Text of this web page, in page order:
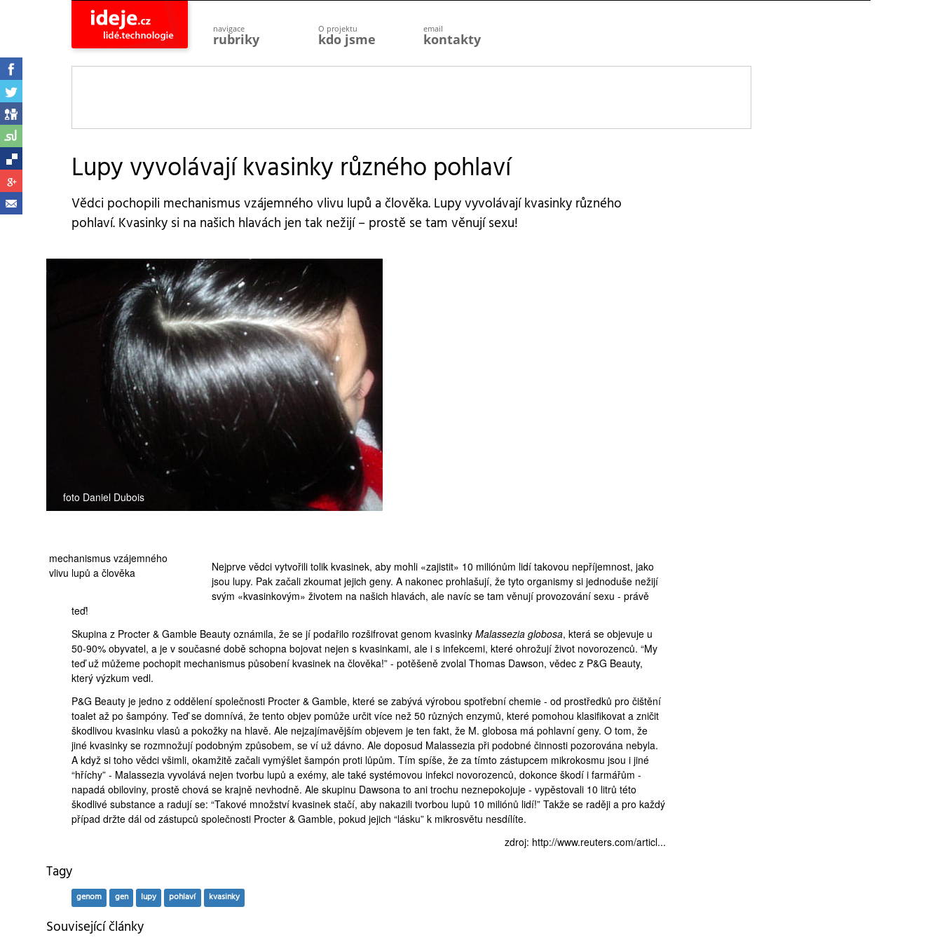
navigace
rubriky
objevy
vynálezy
planeta
přiroda
tajemství
firmy
zdraví
medicína
O projektu
kdo jsme
email
kontakty
Lupy vyvolávají kvasinky různého pohlaví
Vědci pochopili mechanismus vzájemného vlivu lupů a člověka. Lupy vyvolávají kvasinky různého
pohlaví. Kvasinky si na našich hlavách jen tak nežijí – prostě se tam věnují sexu!
foto Daniel Dubois
mechanismus vzájemného
vlivu lupů a člověka
Nejprve vědci vytvořili tolik kvasinek, aby mohli «zajistit» 10 miliónům lidí takovou nepříjemnost, jako
jsou lupy. Pak začali zkoumat jejich geny. A nakonec prohlašují, že tyto organismy si jednoduše nežijí
svým «kvasinkovým» životem na našich hlavách, ale navíc se tam věnují provozování sexu - právě
teď!
Skupina z Procter & Gamble Beauty oznámila, že se jí podařilo rozšifrovat genom kvasinky Malassezia globosa, která se objevuje u
50-90% obyvatel, a je v současné době schopna bojovat nejen s kvasinkami, ale i s infekcemi, které ohrožují život novorozenců. “My
teď už můžeme pochopit mechanismus působení kvasinek na člověka!” - potěšeně zvolal Thomas Dawson, vědec z P&G Beauty,
který výzkum vedl.
P&G Beauty je jedno z oddělení společnosti Procter & Gamble, které se zabývá výrobou spotřební chemie - od prostředků pro čištění
toalet až po šampóny. Teď se domnívá, že tento objev pomůže určit více než 50 různých enzymů, které pomohou klasifikovat a zničit
škodlivou kvasinku vlasů a pokožky na hlavě. Ale nejzajímavějším objevem je ten fakt, že M. globosa má pohlavní geny. O tom, že
jiné kvasinky se rozmnožují podobným způsobem, se ví už dávno. Ale doposud Malassezia při podobné činnosti pozorována nebyla.
A když si toho vědci všimli, okamžitě začali vymýšlet šampón proti lůpům. Tím spíše, že za tímto zástupcem mikrokosmu jsou i jiné
“hříchy” - Malassezia vyvolává nejen tvorbu lupů a exémy, ale také systémovou infekci novorozenců, dokonce škodí i farmářům -
napadá obiloviny, prostě chová se krajně nevhodně. Ale skupinu Dawsona to ani trochu neznepokojuje - vypěstovali 10 litrů této
škodlivé substance a radují se: “Takové množství kvasinek stačí, aby nakazili tvorbou lupů 10 miliónů lidí!” Takže se raději a pro každý
případ držte dál od zástupců společnosti Procter & Gamble, pokud jejich “lásku” k mikrosvětu nesdílíte.
zdroj: http://www.reuters.com/articl...
Tagy
genom gen lupy pohlaví kvasinky
Související články